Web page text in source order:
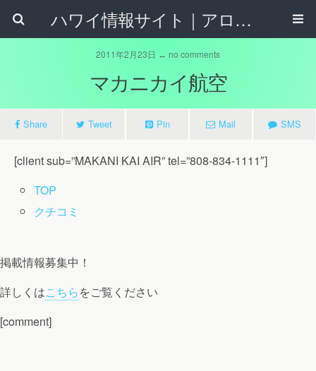
ハワイ情報サイト｜アロハタウンネット
2011年2月23日 ↔ no comments
マカニカイ航空
Share Tweet Pin Mail SMS
[client sub=”MAKANI KAI AIR” tel=”808-834-1111″]
TOP
クチコミ
掲載情報募集中！
詳しくはこちらをご覧ください
[comment]